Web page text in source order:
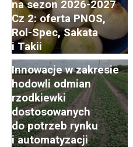
na sezon 2026-2027
Cz 2: oferta PNOS,
Rol-Spec, Sakata
i Takii
Postępy i trendy
w hodowli i uprawie
rzodkiewki. Cz. 2:
Innowacje w zakresie
hodowli odmian
rzodkiewki
dostosowanych
do potrzeb rynku
i automatyzacji